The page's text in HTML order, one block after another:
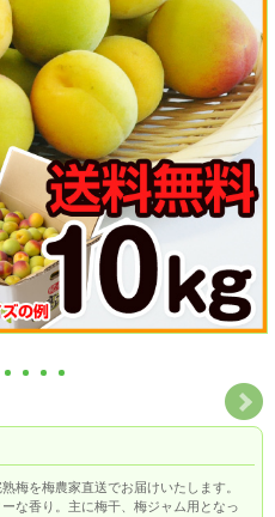
梅を梅農家直送でお届けいたします。
な香り。主に梅干、梅ジャム用となっ